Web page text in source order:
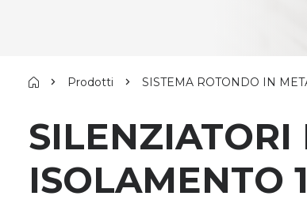
Prodotti SISTEMA ROTONDO IN
SILENZIATORI
ISOLAMENTO